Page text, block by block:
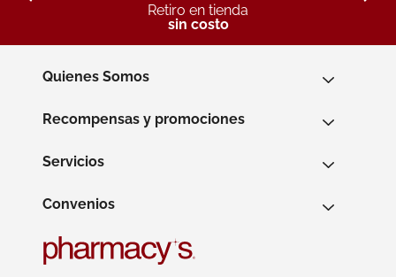
Retiro en tienda
sin costo
Quienes Somos
Recompensas y promociones
Servicios
Convenios